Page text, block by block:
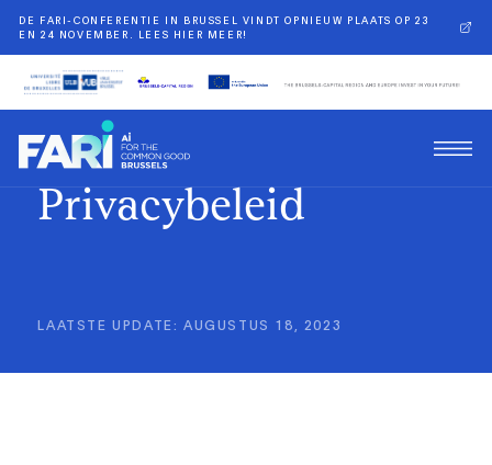
DE FARI-CONFERENTIE IN BRUSSEL VINDT OPNIEUW PLAATS OP 23
EN 24 NOVEMBER. LEES HIER MEER!
Privacybeleid
LAATSTE UPDATE:AUGUSTUS 18, 2023